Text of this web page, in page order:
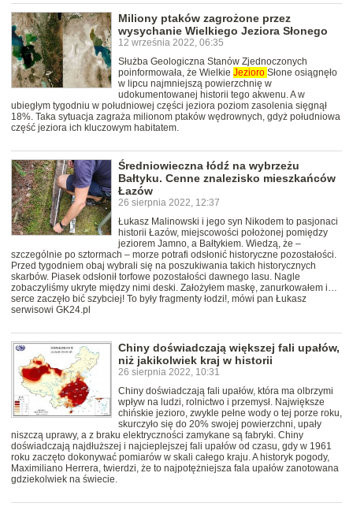
Miliony ptaków zagrożone przez
wysychanie Wielkiego Jeziora Słonego
12 września 2022, 06:35
Służba Geologiczna Stanów Zjednoczonych
poinformowała, że Wielkie Jezioro Słone osiągnęło
w lipcu najmniejszą powierzchnię w
udokumentowanej historii tego akwenu. A w
ubiegłym tygodniu w południowej części jeziora poziom zasolenia sięgnął
18%. Taka sytuacja zagraża milionom ptaków wędrownych, gdyż południowa
część jeziora ich kluczowym habitatem.
Średniowieczna łódź na wybrzeżu
Bałtyku. Cenne znalezisko mieszkańców
Łazów
26 sierpnia 2022, 12:37
Łukasz Malinowski i jego syn Nikodem to pasjonaci
historii Łazów, miejscowości położonej pomiędzy
jeziorem Jamno, a Bałtykiem. Wiedzą, że –
szczególnie po sztormach – morze potrafi odsłonić historyczne pozostałości.
Przed tygodniem obaj wybrali się na poszukiwania takich historycznych
skarbów. Piasek odsłonił torfowe pozostałości dawnego lasu. Nagle
zobaczyliśmy ukryte między nimi deski. Założyłem maskę, zanurkowałem i…
serce zaczęło bić szybciej! To były fragmenty łodzi!, mówi pan Łukasz
serwisowi GK24.pl
Chiny doświadczają większej fali upałów,
niż jakikolwiek kraj w historii
26 sierpnia 2022, 10:31
Chiny doświadczają fali upałów, która ma olbrzymi
wpływ na ludzi, rolnictwo i przemysł. Największe
chińskie jezioro, zwykle pełne wody o tej porze roku,
skurczyło się do 20% swojej powierzchni, upały
niszczą uprawy, a z braku elektryczności zamykane są fabryki. Chiny
doświadczają najdłuższej i najcieplejszej fali upałów od czasu, gdy w 1961
roku zaczęto dokonywać pomiarów w skali całego kraju. A historyk pogody,
Maximiliano Herrera, twierdzi, że to najpotężniejsza fala upałów zanotowana
gdziekolwiek na świecie.